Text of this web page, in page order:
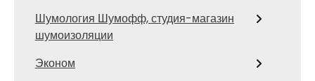
Шумология Шумофф, студия-магазин
шумоизоляции
Эконом